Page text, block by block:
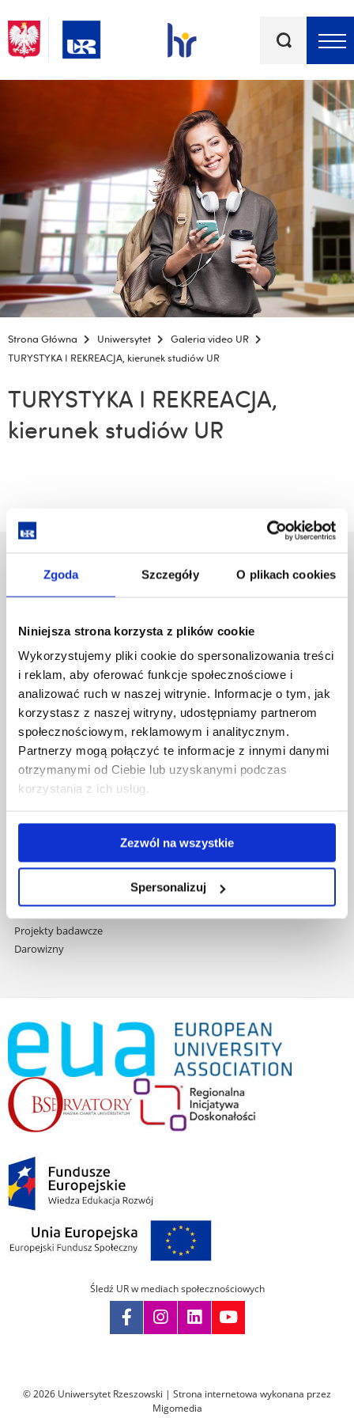
Zgoda Szczegóły O plikach cookies
Niniejsza strona korzysta z plików cookie
Wykorzystujemy pliki cookie do spersonalizowania treści
i reklam, aby oferować funkcje społecznościowe i
analizować ruch w naszej witrynie. Informacje o tym, jak
korzystasz z naszej witryny, udostępniamy partnerom
społecznościowym, reklamowym i analitycznym.
Partnerzy mogą połączyć te informacje z innymi danymi
otrzymanymi od Ciebie lub uzyskanymi podczas
korzystania z ich usług.
Zezwól na wszystkie
Spersonalizuj
kluczowe
Strona Główna Uniwersytet
Galeria video UR
TURYSTYKA I REKREACJA, kierunek studiów UR
TURYSTYKA I REKREACJA,
kierunek studiów UR
Al. Tadeusza Rejtana 16C
35-959 Rzeszów
Pomiń
nawigację
przejdź
do
treści
Polityka prywatności
Mapa serwisu
Biblioteka
Wydawnictwo
Covid info
Studia podyplomowe
Praca na UR
Zamówienia publiczne
Fundusze strukturalne
Projekty realizowane z KPO
Domy studenta
Deklaracja dostępności cyfrowej
Projekty badawcze
Darowizny
© 2026 Uniwersytet Rzeszowski | Strona internetowa wykonana przez
Migomedia
Śledź UR w mediach społecznościowych
i
przejdź